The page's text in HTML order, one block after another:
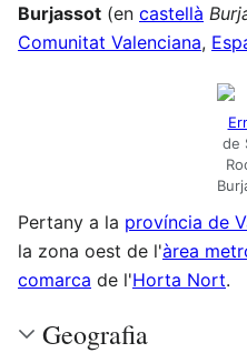
Burjassot (en castellà
Comunitat Valenciana,
de
Pertany a la província de
la zona oest de l'àrea
comarca de l'Horta Nort.
Geografia